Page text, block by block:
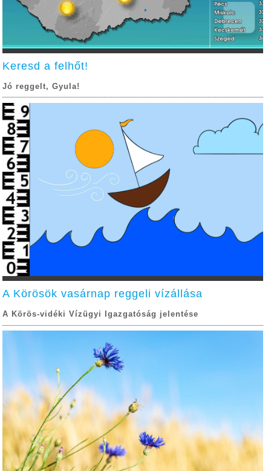
Keresd a felhőt!
Jó reggelt, Gyula!
A Körösök vasárnap reggeli vízállása
A Körös-vidéki Vízügyi Igazgatóság jelentése